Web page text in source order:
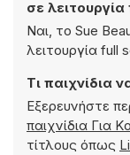
σε
Ναι, το Sue
λειτουργία full
Τι παιχνίδια
Εξερευνήστε
παιχνίδια Για
τίτλους όπως